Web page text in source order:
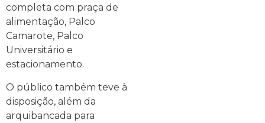
completa com praça de
alimentação, Palco
Camarote, Palco
Universitário e
estacionamento.
O público também teve à
disposição, além da
arquibancada para